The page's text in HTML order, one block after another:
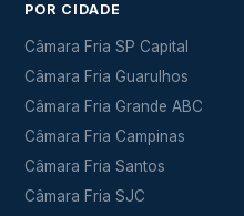
POR CIDADE
Câmara Fria SP Capital
Câmara Fria Guarulhos
Câmara Fria Grande ABC
Câmara Fria Campinas
Câmara Fria Santos
Câmara Fria SJC